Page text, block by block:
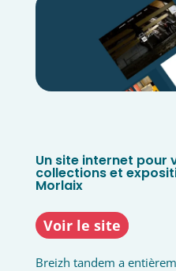
Un site internet pour
collections et
Morlaix
Voir le site
Breizh tandem a